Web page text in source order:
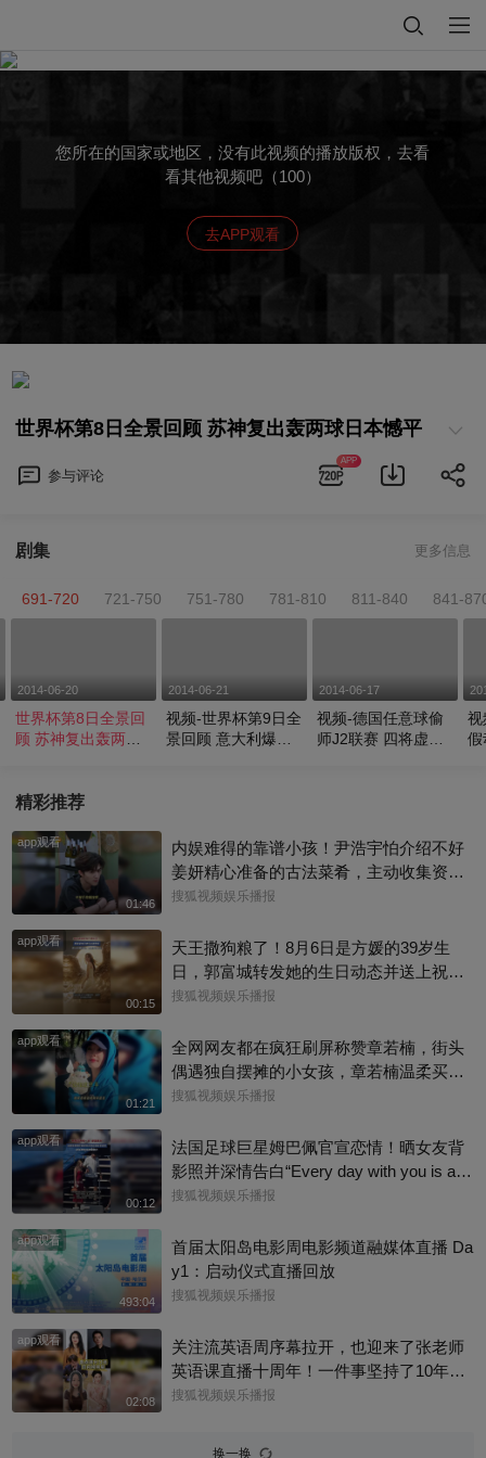
您所在的国家或地区，没有此视频的播放版权，去看
看其他视频吧（100）
去APP观看
世界杯第8日全景回顾 苏神复出轰两球日本憾平
参与评论
APP
剧集 更多信息
691-720 721-750 751-780 781-810 811-840 841-
2014-06-20
世界杯第8日全景回
顾 苏神复出轰两球
2014-06-21
视频-世界杯第9日全
景回顾 意大利爆冷
2014-06-17
视频-德国任意球偷
师J2联赛 四将虚晃
视
假
精彩推荐
app观看
01:46
内娱难得的靠谱小孩！尹浩宇怕介绍不好
姜妍精心准备的古法菜肴，主动收集资料
做PDF菜单，标注菜品地域背景配图，连
中餐厅这个暖心片段！#尹浩宇 #姜妍
搜狐视频娱乐播报
app观看
00:15
天王撒狗粮了！8月6日是方媛的39岁生
日，郭富城转发她的生日动态并送上祝
福：“祝老婆生日快乐，身体健康，心想事
甜蜜幸福~
搜狐视频娱乐播报
app观看
01:21
全网网友都在疯狂刷屏称赞章若楠，街头
偶遇独自摆摊的小女孩，章若楠温柔买下
全部小羊，全程弯腰平视小朋友，一举一
包，是她照顾到小孩的自尊心，平等对
待，善意又体面，这种细碎的善意真的很
圈粉～@星同事 @搜狐综艺 @明星狐 #章
搜狐视频娱乐播报
app观看
00:12
法国足球巨星姆巴佩官宣恋情！晒女友背
影照并深情告白“Every day with you is a s
unny day. 有你在的每一天 都是晴天”，据
西托，出演《名校风暴》，祝福祝福~@搜
狐体育 @搜狐跑步 @小申小申
搜狐视频娱乐播报
app观看
493:04
首届太阳岛电影周电影频道融媒体直播 Da
y1：启动仪式直播回放
搜狐视频娱乐播报
app观看
02:08
关注流英语周序幕拉开，也迎来了张老师
英语课直播十周年！一件事坚持了10年真
的太酷了，大家有没有跟着张老师的课
搜狐视频娱乐播报
换一换